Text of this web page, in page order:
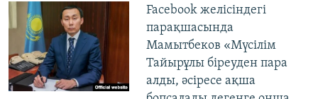
Facebook желісіндегі
парақшасында
Мамытбеков «Мүсілім
Тайырұлы біреуден пара
алды, әсіресе ақша